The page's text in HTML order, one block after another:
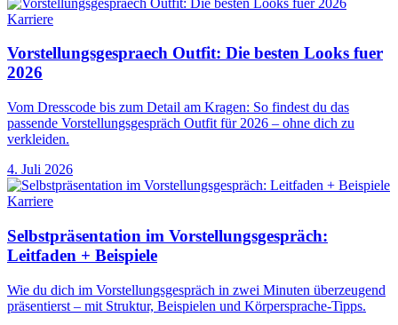
Karriere
Vorstellungsgespraech Outfit: Die besten Looks fuer
2026
Vom Dresscode bis zum Detail am Kragen: So findest du das
passende Vorstellungsgespräch Outfit für 2026 – ohne dich zu
verkleiden.
4. Juli 2026
Karriere
Selbstpräsentation im Vorstellungsgespräch:
Leitfaden + Beispiele
Wie du dich im Vorstellungsgespräch in zwei Minuten überzeugend
präsentierst – mit Struktur, Beispielen und Körpersprache-Tipps.